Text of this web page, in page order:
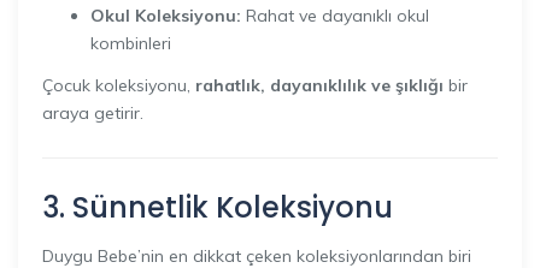
Okul Koleksiyonu: Rahat ve dayanıklı okul
kombinleri
Çocuk koleksiyonu, rahatlık, dayanıklılık ve şıklığı bir
araya getirir.
3. Sünnetlik Koleksiyonu
Duygu Bebe’nin en dikkat çeken koleksiyonlarından biri